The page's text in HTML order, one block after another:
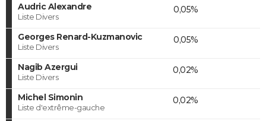
Audric Alexandre
Liste Divers
0,05%
Georges Renard-Kuzmanovic
Liste Divers
0,05%
Nagib Azergui
Liste Divers
0,02%
Michel Simonin
Liste d'extrême-gauche
0,02%